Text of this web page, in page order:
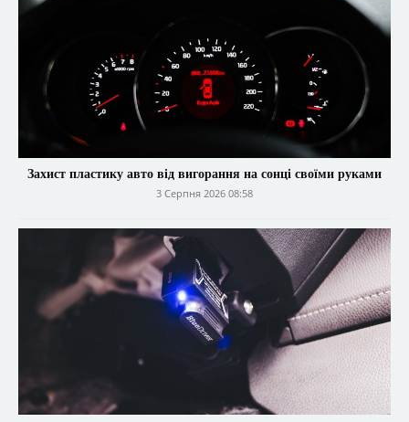
Захист пластику авто від вигорання на сонці своїми руками
3 Серпня 2026 08:58